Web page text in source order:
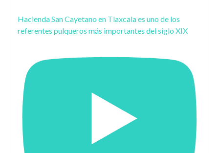
Hacienda San Cayetano en Tlaxcala es uno de los
referentes pulqueros más importantes del siglo XIX